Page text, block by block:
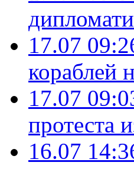
17.07
кораблей
17.07
протеста
16.07